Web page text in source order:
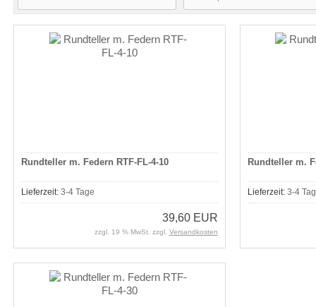
Rundteller m. Federn RTF-FL-4-10
Lieferzeit:3-4 Tage
39,60 EUR
zzgl. 19 % MwSt. zzgl. Versandkosten
Rundteller m.
Lieferzeit: 3-4